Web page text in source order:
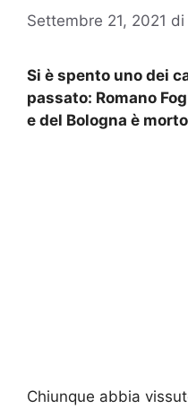
Settembre 21, 2021 di
Si è spento uno dei
passato: Romano
e del Bologna è
Chiunque abbia